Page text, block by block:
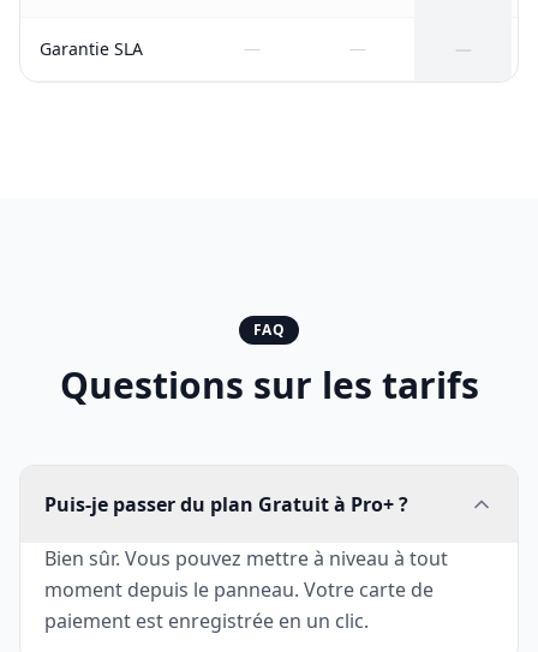
Garantie SLA — — —
FAQ
Questions sur les tarifs
Puis-je passer du plan Gratuit à Pro+ ?
Bien sûr. Vous pouvez mettre à niveau à tout
moment depuis le panneau. Votre carte de
paiement est enregistrée en un clic.